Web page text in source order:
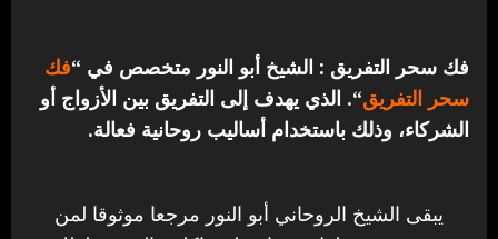
فك سحر التفريق : الشيخ أبو النور متخصص في “فك
سحر التفريق“. الذي يهدف إلى التفريق بين الأزواج أو
الشركاء، وذلك باستخدام أساليب روحانية فعالة.
يبقى الشيخ الروحاني أبو النور مرجعا موثوقا لمن